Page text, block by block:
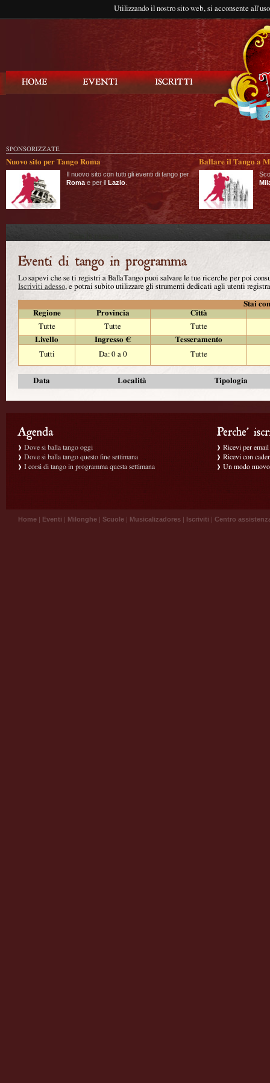
Utilizzando il nostro sito web, si acconsente
SPONSORIZZATE
Nuovo sito per Tango Roma
Il nuovo sito con tutti gli eventi di tango per
Roma e per il Lazio
Ballare il Tango a
Lo sapevi che se ti registri a BallaTango puoi salvare le tue ricerche per poi
Iscriviti adesso, e potrai subito utilizzare gli strumenti dedicati agli utenti
Stai
Regione
Provincia
Città
Tutte
Tutte
Tutte
Livello
Ingresso €
Tesseramento
Tutti
Da: 0 a 0 Tutte
Data Località Tipologia
Dove si balla tango oggi
Dove si balla tango questo fine settimana
I corsi di tango in programma questa settimana
Ricevi per
Ricevi con
Un modo
Home | Eventi | Milonghe | Scuole | Musicalizadores | Iscriviti | Centro